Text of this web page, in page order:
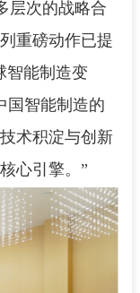
层次的战略合
重磅动作已提
智能制造变
国智能制造的
术积淀与创新
心引擎。”